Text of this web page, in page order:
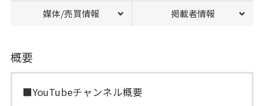
媒体/売買情報 掲載者情報
概要
■YouTubeチャンネル概要